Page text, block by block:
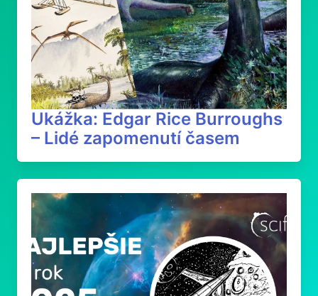
Ukážka: Edgar Rice Burroughs
– Lidé zapomenutí časem